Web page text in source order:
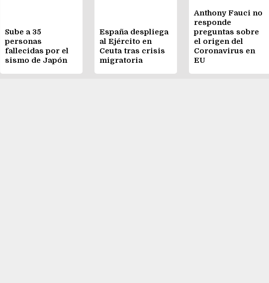
Sube a 35
personas
fallecidas por el
sismo de Japón
España despliega
al Ejército en
Ceuta tras crisis
migratoria
Anthony Fauci no
responde
preguntas sobre
el origen del
Coronavirus en
EU